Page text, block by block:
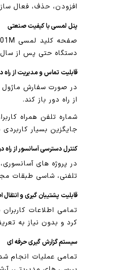
افزودن، حذف، فعال
پنل لمسی با کیفیت صنعتی
دستگاه حتی پس از سال
قابلیت تماس و مدیریت از راه
از راه دور باز کند.
شماره تلفن همراه
جایگزین بسیار
کنترل دسترسی آسانسور از راه
تلفنی، شاسی طبقات
قابلیت پشتیبان گیری و انتقال
تمامی اطلاعات
کرد و بدون نیاز به
سیستم گزارش گیری حرفه ای
تمامی عملیات انجام